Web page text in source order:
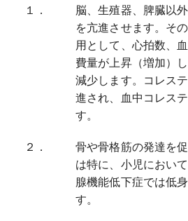
１．
脳、生殖器、脾臓以
を亢進させます。そ
用として、心拍数、
費量が上昇（増加）
減少します。コレス
進され、血中コレス
す。
２．
骨や骨格筋の発達を
は特に、小児におい
腺機能低下症では低
す。